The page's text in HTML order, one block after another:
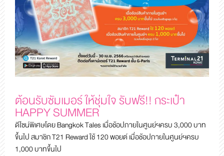
ต้อนรับซัมเมอร์ ให้ชุ่มใจ รับฟรี!! กระเป๋า
HAPPY SUMMER
ดีไซน์พิเศษโดย Bangkok Tales เมื่อช้อปภายในศูนย์ฯครบ 3,000 บาท
ขึ้นไป สมาชิก T21 Reward ใช้ 120 พอยต์ เมื่อช้อปภายในศูนย์ฯครบ
1,000 บาทขึ้นไป